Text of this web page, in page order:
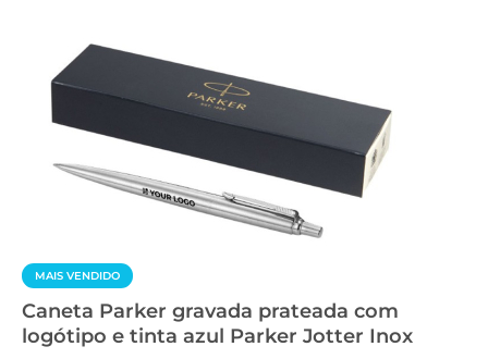
MAIS VENDIDO
Caneta Parker gravada prateada com
logótipo e tinta azul Parker Jotter Inox